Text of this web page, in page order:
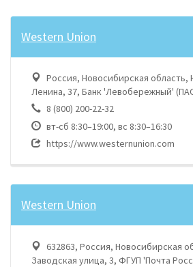
Western Union
Россия, Новосибирская область,
Ленина, 37, Банк 'Левобережный'
8 (800) 200-22-32
вт-сб 8:30–19:00, вс 8:30–16:30
https://www.westernunion.com
Western Union
632863, Россия, Новосибирская
Заводская улица, 3, ФГУП 'Почта